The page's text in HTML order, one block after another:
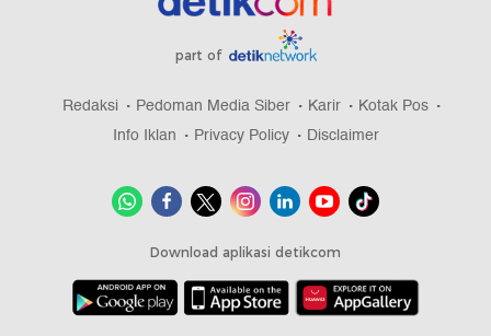
part of
Redaksi Pedoman Media Siber Karir
Kotak Pos
Info Iklan
Privacy Policy Disclaimer
Download aplikasi detikcom